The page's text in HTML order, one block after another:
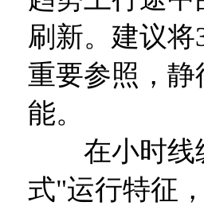
刷新。建议
重要参照，
能。
在小时线
式"运行特征